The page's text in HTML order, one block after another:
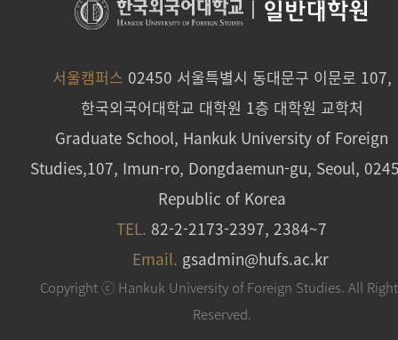
일반대학원
서울캠퍼스 02450 서울특별시 동대문구 이문로 107,
한국외국어대학교 대학원 1층 대학원 교학처
Graduate School, Hankuk University of Foreign
Studies,107, Imun-ro, Dongdaemun-gu, Seoul,
Republic of Korea
TEL. 82-2-2173-2397, 2384~7
Email. gsadmin@hufs.ac.kr
Copyright ⓒ Hankuk University of Foreign Studies. All
Reserved.